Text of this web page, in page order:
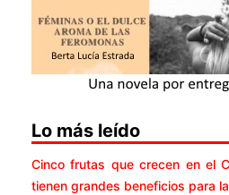
Lo más leído
Cinco frutas que crecen en el
tienen grandes beneficios para